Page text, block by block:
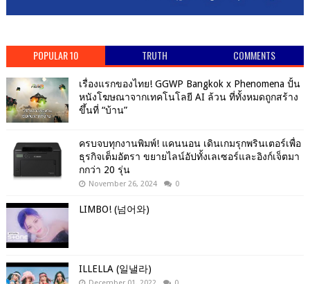
POPULAR 10 TRUTH COMMENTS
เรื่องแรกของไทย! GGWP Bangkok x Phenomena ปั้น
หนังโฆษณาจากเทคโนโลยี AI ล้วน ที่ทั้งหมดถูกสร้าง
ขึ้นที่ “บ้าน”
ครบจบทุกงานพิมพ์! แคนนอน เดินเกมรุกพรินเตอร์เพื่อ
ธุรกิจเต็มอัตรา ขยายไลน์อัปทั้งเลเซอร์และอิงก์เจ็ตมา
กกว่า 20 รุ่น
November 26, 2024 0
LIMBO! (넘어와)
ILLELLA (일낼라)